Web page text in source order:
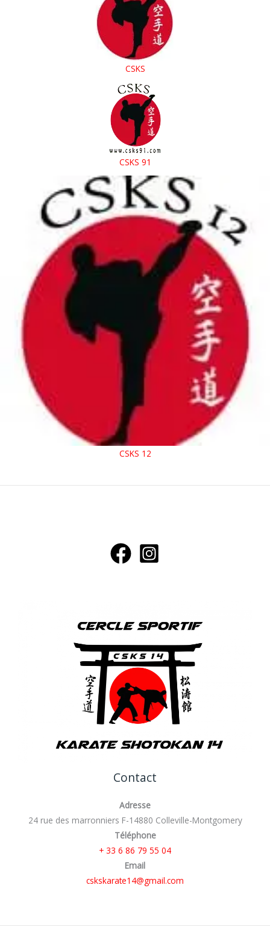
CSKS
CSKS 91
CSKS 12
Contact
Adresse
24 rue des marronniers F-14880 Colleville-Montgomery
Téléphone
+ 33 6 86 79 55 04
Email
cskskarate14@gmail.com